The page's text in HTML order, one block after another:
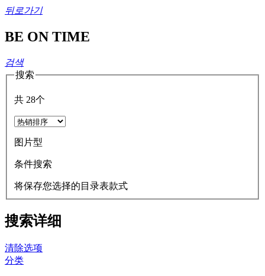
뒤로가기
BE ON TIME
검색
搜索
共 28个
图片型
条件搜索
将保存您选择的目录表款式
搜索详细
清除选项
分类